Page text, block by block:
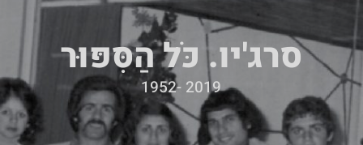
סרג'יו. כֹּל הַסִּפּוּר
2019 -1952